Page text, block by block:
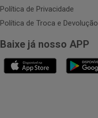
Política de Privacidade
Política de Troca e Devolução
Baixe já nosso APP